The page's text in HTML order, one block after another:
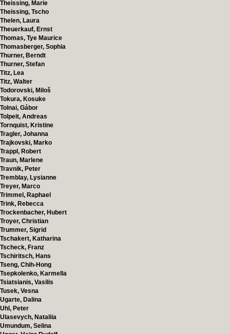
Theissing, Marie
Theissing, Tscho
Thelen, Laura
Theuerkauf, Ernst
Thomas, Tye Maurice
Thomasberger, Sophia
Thurner, Berndt
Thurner, Stefan
Titz, Lea
Titz, Walter
Todorovski, Miloš
Tokura, Kosuke
Tolnai, Gábor
Tolpeit, Andreas
Tornquist, Kristine
Tragler, Johanna
Trajkovski, Marko
Trappl, Robert
Traun, Marlene
Travnik, Peter
Tremblay, Lysianne
Treyer, Marco
Trimmel, Raphael
Trink, Rebecca
Trockenbacher, Hubert
Troyer, Christian
Trummer, Sigrid
Tschakert, Katharina
Tscheck, Franz
Tschiritsch, Hans
Tseng, Chih-Hong
Tsepkolenko, Karmella
Tsiatsianis, Vasilis
Tusek, Vesna
Ugarte, Dalina
Uhl, Peter
Ulasevych, Nataliia
Umundum, Selina